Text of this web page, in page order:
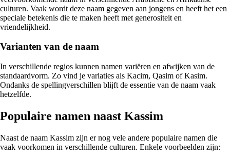
culturen. Vaak wordt deze naam gegeven aan jongens en heeft het een
speciale betekenis die te maken heeft met generositeit en
vriendelijkheid.
Varianten van de naam
In verschillende regios kunnen namen variëren en afwijken van de
standaardvorm. Zo vind je variaties als Kacim, Qasim of Kasim.
Ondanks de spellingverschillen blijft de essentie van de naam vaak
hetzelfde.
Populaire namen naast Kassim
Naast de naam Kassim zijn er nog vele andere populaire namen die
vaak voorkomen in verschillende culturen. Enkele voorbeelden zijn: